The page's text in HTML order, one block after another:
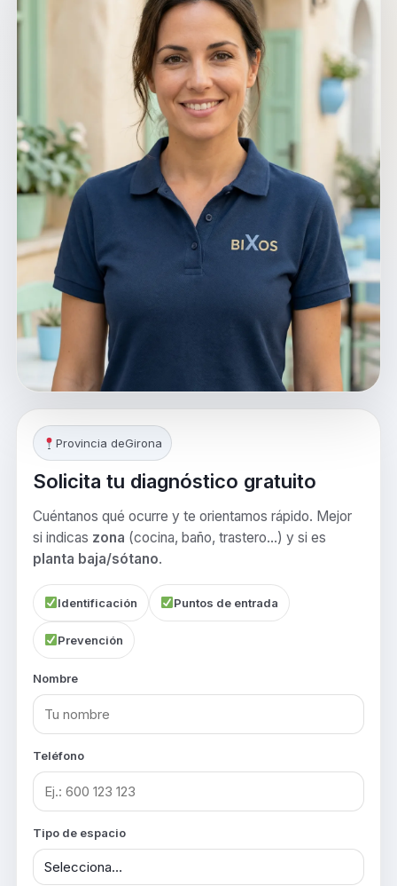
Provincia deGirona
Solicita tu diagnóstico gratuito
Cuéntanos qué ocurre y te orientamos rápido. Mejor
si indicas zona (cocina, baño, trastero…) y si es
planta baja/sótano.
Identificación Puntos de entrada
Prevención
Nombre
Teléfono
Tipo de espacio